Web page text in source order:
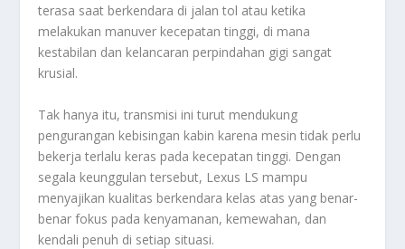
terasa saat berkendara di jalan tol atau ketika
melakukan manuver kecepatan tinggi, di mana
kestabilan dan kelancaran perpindahan gigi sangat
krusial.
Tak hanya itu, transmisi ini turut mendukung
pengurangan kebisingan kabin karena mesin tidak perlu
bekerja terlalu keras pada kecepatan tinggi. Dengan
segala keunggulan tersebut, Lexus LS mampu
menyajikan kualitas berkendara kelas atas yang benar-
benar fokus pada kenyamanan, kemewahan, dan
kendali penuh di setiap situasi.